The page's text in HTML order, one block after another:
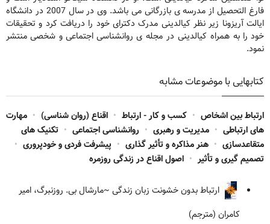
فارغ التحصیل از مدرسه ی بازرگانی می باشد. وی در سال 2007 در دانشگاه
ایالت آریزونا زیر نظر کیالدینی مدرک دکترای خود را دریافت کرد و تحقیقات
خود را به همراه کیالدینی در مجله ی روانشناسی اجتماعی و شخصی منتشر
نمود.
کتابهایی با موضوعات مشابه
ارتباط بین اشخاص • کسب و کار - ارتباط • اقناع (روان شناسی) • مهارت
های ارتباطی • مدیریت و رهبری • روانشناسی اجتماعی • تکنیک های
متقاعدسازی • هنر مذاکره و تأثیر گذاری • پیشرفت فردی و خودپروری •
تصمیم گیری و تأثیر • اصول اقناع در زندگی روزمره
ارتباط بدون خشونت زبان زندگی ~مارشال بی. روزنبرگ، امیر
کامران (مترجم)